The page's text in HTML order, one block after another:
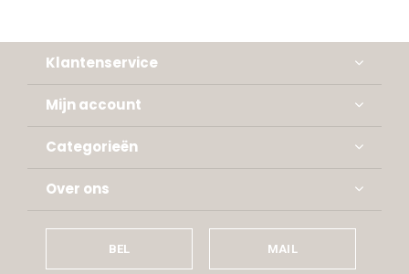
Klantenservice
Mijn account
Categorieën
Over ons
BEL MAIL